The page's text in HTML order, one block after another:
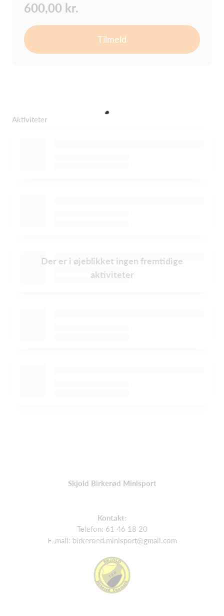
600,00 kr.
Tilmeld
Aktiviteter
Der er i øjeblikket ingen fremtidige
aktiviteter
Skjold Birkerød Minisport
Kontakt:
Telefon: 61 46 18 20
E-mail: birkeroed.minisport@gmail.com